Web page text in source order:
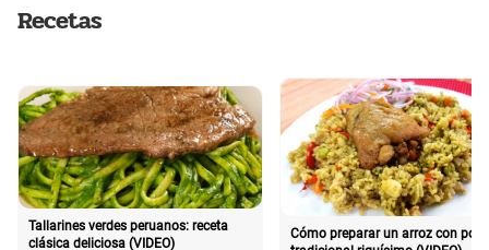
Recetas
Tallarines verdes peruanos: receta
clásica deliciosa (VIDEO)
Cómo preparar un arroz con pollo